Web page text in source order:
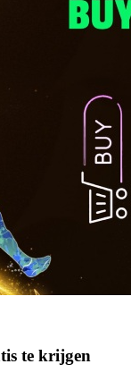
te krijgen